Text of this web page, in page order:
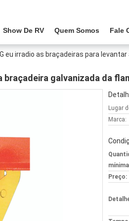
Show De RV Quem Somos Fale
eu irradio as braçadeiras para
galvanizada da
Lugar
Marca:
Preço: